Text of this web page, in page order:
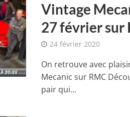
Vintage
27 février sur
24 février 2020
On retrouve avec
Mecanic sur RMC
pair qui...